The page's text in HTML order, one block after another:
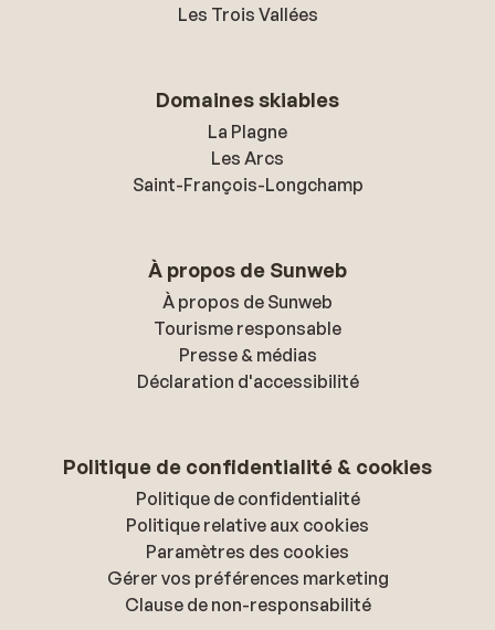
Les Trois Vallées
Domaines skiables
La Plagne
Les Arcs
Saint-François-Longchamp
À propos de Sunweb
À propos de Sunweb
Tourisme responsable
Presse & médias
Déclaration d'accessibilité
Politique de confidentialité & cookies
Politique de confidentialité
Politique relative aux cookies
Paramètres des cookies
Gérer vos préférences marketing
Clause de non-responsabilité